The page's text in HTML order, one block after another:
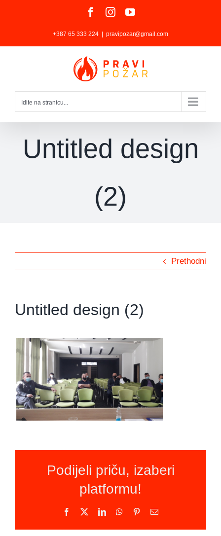
Facebook
InstagramYouTube
+387 65 333 224 pravipozar@gmail.com
Idite na stranicu...
Untitled design
(2)
Prethodni
Untitled design (2)
Podijeli priču, izaberi
platformu!
Facebook LinkedInWhatsApp
PinterestEmail